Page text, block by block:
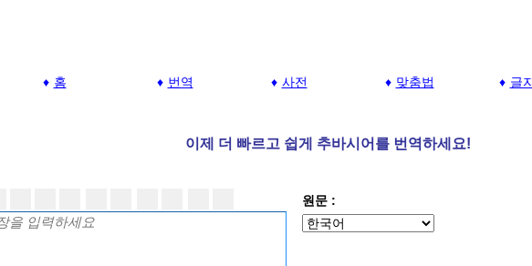
홈 번역 사전 맞춤법 글
이제 더 빠르고 쉽게 추바시어를 번역하세요!
원문 :